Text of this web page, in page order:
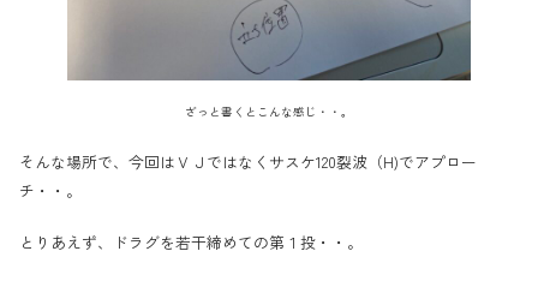
ざっと書くとこんな感じ・・。
そんな場所で、今回はＶＪではなくサスケ120裂波（H)でアプロー
チ・・。
とりあえず、ドラグを若干締めての第１投・・。